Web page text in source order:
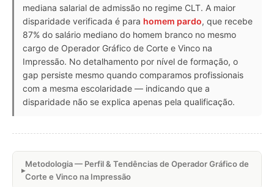
mediana salarial de admissão no regime CLT. A maior
disparidade verificada é para homem pardo, que recebe
87% do salário mediano do homem branco no mesmo
cargo de Operador Gráfico de Corte e Vinco na
Impressão. No detalhamento por nível de formação, o
gap persiste mesmo quando comparamos profissionais
com a mesma escolaridade — indicando que a
disparidade não se explica apenas pela qualificação.
Metodologia — Perfil & Tendências de Operador Gráfico de
Corte e Vinco na Impressão